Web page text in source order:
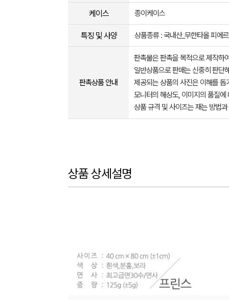
케이스 종이케이스
특징 및 사양 상품종류 : 국내산_무한타올 피에
판촉상품 안내
판촉물은 판촉을 목적으로 제작하
일반상품으로 판매는 신중히 판단
제공되는 상품의 사진은 이해를
모니터의 해상도, 이미지의 품질
상품 규격 및 사이즈는 재는 방법
상품 상세설명